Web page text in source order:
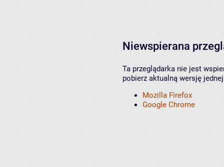
Niewspierana
Ta przeglądarka nie jest
pobierz aktualną wersję
Mozilla Firefox
Google Chrome